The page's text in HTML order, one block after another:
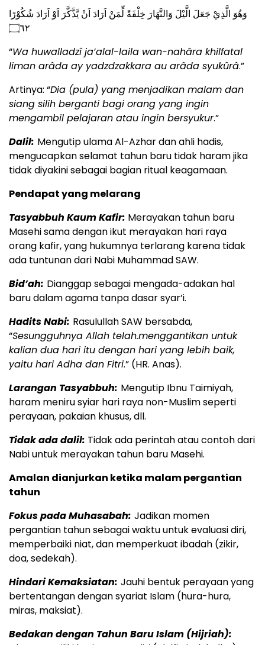
وَهُوَ الَّذِيْ جَعَلَ الَّيْلَ وَالنَّهَارَ خِلْفَةً لِّمَنْ اَرَادَ اَنْ يَّذَّكَّرَ اَوْ اَرَادَ شُكُوْرًا
۝٦٢
“Wa huwalladzî ja‘alal-laila wan-nahâra khilfatal
liman arâda ay yadzdzakkara au arâda syukûrâ.”
Artinya: “Dia (pula) yang menjadikan malam dan
siang silih berganti bagi orang yang ingin
mengambil pelajaran atau ingin bersyukur.”
Dalil: Mengutip ulama Al-Azhar dan ahli hadis,
mengucapkan selamat tahun baru tidak haram jika
tidak diyakini sebagai bagian ritual keagamaan.
Pendapat yang melarang
Tasyabbuh Kaum Kafir: Merayakan tahun baru
Masehi sama dengan ikut merayakan hari raya
orang kafir, yang hukumnya terlarang karena tidak
ada tuntunan dari Nabi Muhammad SAW.
Bid’ah: Dianggap sebagai mengada-adakan hal
baru dalam agama tanpa dasar syar’i.
Hadits Nabi: Rasulullah SAW bersabda,
“Sesungguhnya Allah telah.menggantikan untuk
kalian dua hari itu dengan hari yang lebih baik,
yaitu hari Adha dan Fitri.” (HR. Anas).
Larangan Tasyabbuh: Mengutip Ibnu Taimiyah,
haram meniru syiar hari raya non-Muslim seperti
perayaan, pakaian khusus, dll.
Tidak ada dalil: Tidak ada perintah atau contoh dari
Nabi untuk merayakan tahun baru Masehi.
Amalan dianjurkan ketika malam pergantian
tahun
Fokus pada Muhasabah: Jadikan momen
pergantian tahun sebagai waktu untuk evaluasi diri,
memperbaiki niat, dan memperkuat ibadah (zikir,
doa, sedekah).
Hindari Kemaksiatan: Jauhi bentuk perayaan yang
bertentangan dengan syariat Islam (hura-hura,
miras, maksiat).
Bedakan dengan Tahun Baru Islam (Hijriah):